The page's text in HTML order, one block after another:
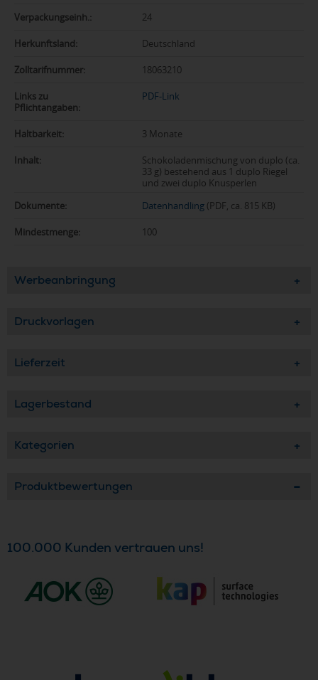
Verpackungseinh.: 24
Herkunftsland: Deutschland
Zolltarifnummer: 18063210
Links zu
Pflichtangaben:
PDF-Link
Haltbarkeit: 3 Monate
Inhalt:
Schokoladenmischung von duplo (ca.
33 g) bestehend aus 1 duplo Riegel
und zwei duplo Knusperlen
Dokumente:
Datenhandling(PDF, ca. 815 KB)
Mindestmenge: 100
Werbeanbringung
Druckvorlagen
Lieferzeit
Lagerbestand
Kategorien
Produktbewertungen
100.000 Kunden vertrauen uns!